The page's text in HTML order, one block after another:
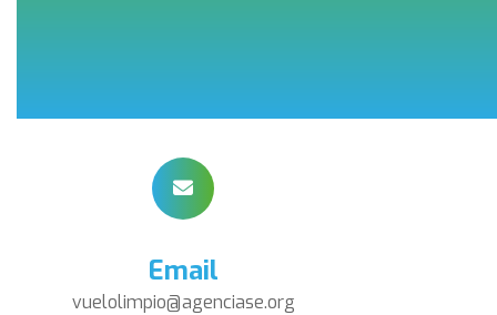
Email
vuelolimpio@agenciase.org